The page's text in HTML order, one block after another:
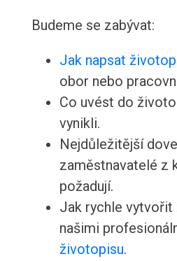
Budeme se zabývat:
Jak napsat
obor nebo
Co uvést do
vynikli.
Nejdůležitější
zaměstnavatelé z
požadují.
Jak rychle
našimi
životopisu.